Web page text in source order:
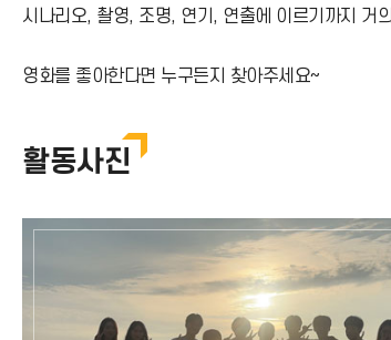
시나리오, 촬영, 조명, 연기, 연출에 이르기까지 거
영화를 좋아한다면 누구든지 찾아주세요~
활동사진